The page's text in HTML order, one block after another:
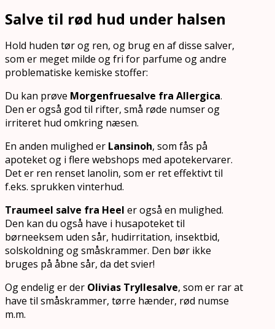
Salve til rød hud under halsen
Hold huden tør og ren, og brug en af disse salver,
som er meget milde og fri for parfume og andre
problematiske kemiske stoffer:
Du kan prøve Morgenfruesalve fra Allergica.
Den er også god til rifter, små røde numser og
irriteret hud omkring næsen.
En anden mulighed er Lansinoh, som fås på
apoteket og i flere webshops med apotekervarer.
Det er ren renset lanolin, som er ret effektivt til
f.eks. sprukken vinterhud.
Traumeel salve fra Heel er også en mulighed.
Den kan du også have i husapoteket til
børneeksem uden sår, hudirritation, insektbid,
solskoldning og småskrammer. Den bør ikke
bruges på åbne sår, da det svier!
Og endelig er der Olivias Tryllesalve, som er rar at
have til småskrammer, tørre hænder, rød numse
m.m.